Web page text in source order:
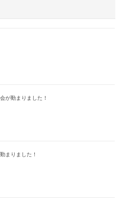
が勤まりました！
まりました！